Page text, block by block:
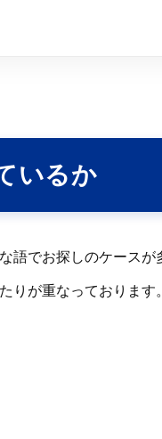
いるか
語でお探しのケースが
りが重なっております。